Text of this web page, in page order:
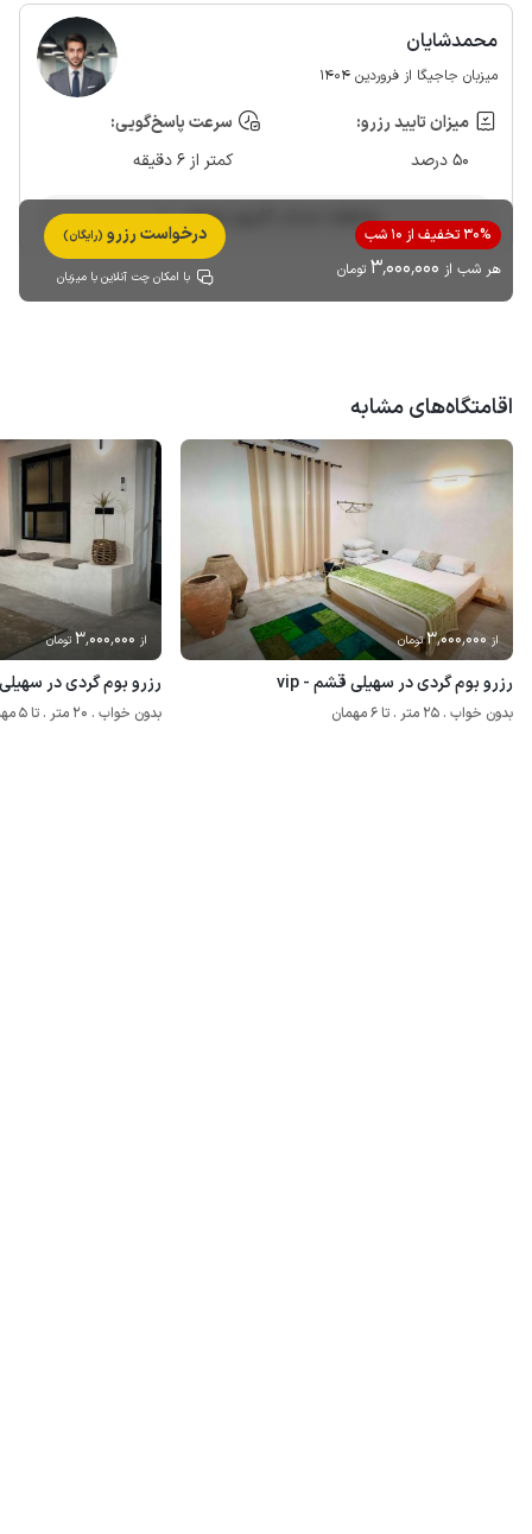
محمدشایان
میزبان جاجیگا از فروردین 1404
میزان تایید رزرو:
50 درصد
سرعت پاسخ‌گویی:
کمتر از 6 دقیقه
مشاهده حساب کاربری میزبان
30% تخفیف از 10 شب
هر شب از 3٬000٬000 تومان
درخواست رزرو (رایگان)
با امکان چت آنلاین با میزبان
اقامتگاه‌های مشابه
از 3٬000٬000تومان
رزرو بوم گردی در سهیلی قشم - vip
بدون خواب . 25 متر . تا 6 مهمان
از 3٬000٬000 تومان
رزرو بوم گردی در سهیلی
بدون خواب . 20 متر . تا 5 مهمان